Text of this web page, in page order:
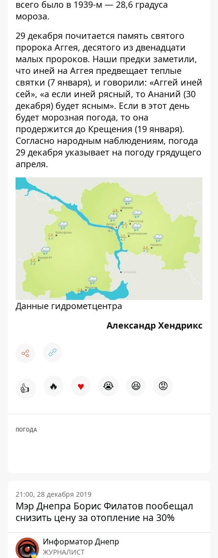
всего было в 1939-м — 28,6 градуса
мороза.
29 декабря почитается память святого
пророка Аггея, десятого из двенадцати
малых пророков. Наши предки заметили,
что иней на Аггея предвещает теплые
святки (7 января), и говорили: «Аггей иней
сей», «а если иней рясный, то Ананий (30
декабря) будет ясным». Если в этот день
будет морозная погода, то она
продержится до Крещения (19 января).
Согласно народным наблюдениям, погода
29 декабря указывает на погоду грядущего
апреля.
Данные гидрометцентра
Александр Хендрикс
👍 🔥 ♥ 😭 😆 😡
ПОГОДА
21:00, 28 декабря 2019
Мэр Днепра Борис Филатов пообещал
снизить цену за отопление на 30%
Информатор Днепр
ЖУРНАЛИСТ